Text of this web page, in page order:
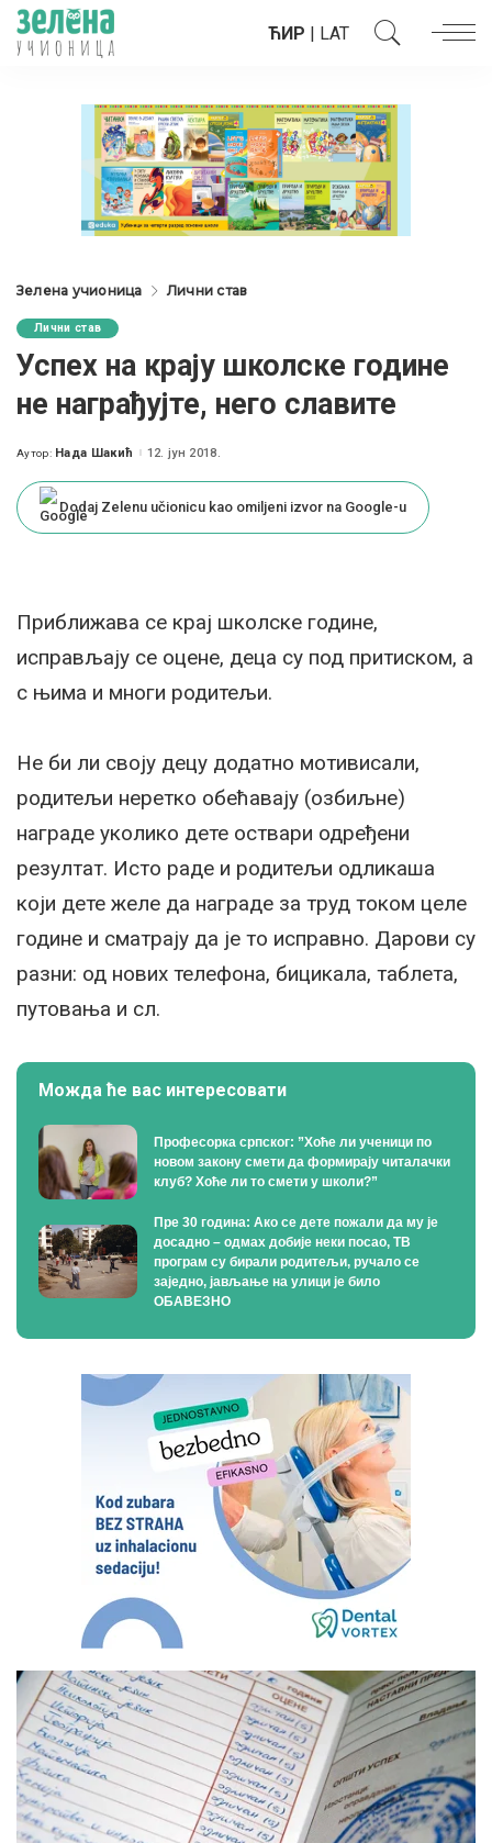
ЋИР | LAT
Зелена учионица Лични став
Лични став
Успех на крају школске године
не награђујте, него славите
Posted
Аутор: Нада Шакић 12. јун 2018.
Dodaj Zelenu učionicu kao omiljeni izvor na Google-u
Приближава се крај школске године,
исправљају се оцене, деца су под притиском, а
с њима и многи родитељи.
Не би ли своју децу додатно мотивисали,
родитељи неретко обећавају (озбиљне)
награде уколико дете оствари одређени
резултат. Исто раде и родитељи одликаша
који дете желе да награде за труд током целе
године и сматрају да је то исправно. Дарови су
разни: од нових телефона, бицикала, таблета,
путовања и сл.
Можда ће вас интересовати
Професорка српског: ”Хоће ли ученици по
новом закону смети да формирају читалачки
клуб? Хоће ли то смети у школи?”
Пре 30 година: Ако се дете пожали да му је
досадно – одмах добије неки посао, ТВ
програм су бирали родитељи, ручало се
заједно, јављање на улици је било
ОБАВЕЗНО